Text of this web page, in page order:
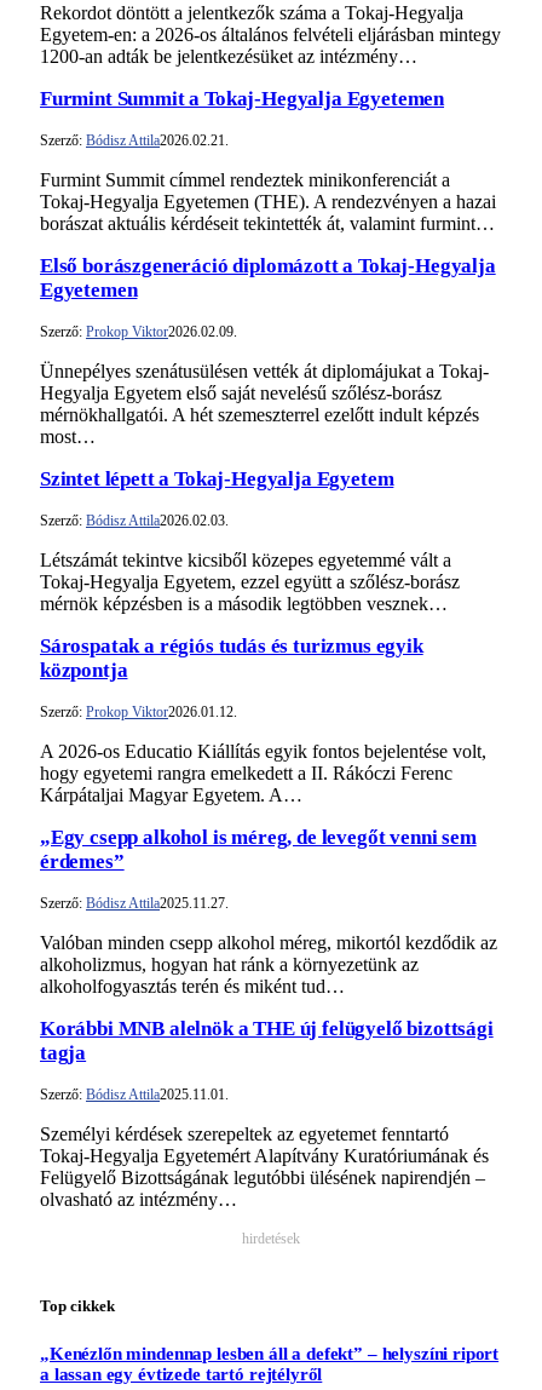
Rekordot döntött a jelentkezők száma a Tokaj-Hegyalja
Egyetem-en: a 2026-os általános felvételi eljárásban mintegy
1200-an adták be jelentkezésüket az intézmény…
Furmint Summit a Tokaj-Hegyalja Egyetemen
Szerző: Bódisz Attila2026.02.21.
Furmint Summit címmel rendeztek minikonferenciát a
Tokaj-Hegyalja Egyetemen (THE). A rendezvényen a hazai
borászat aktuális kérdéseit tekintették át, valamint furmint…
Első borászgeneráció diplomázott a Tokaj-Hegyalja
Egyetemen
Szerző: Prokop Viktor2026.02.09.
Ünnepélyes szenátusülésen vették át diplomájukat a Tokaj-
Hegyalja Egyetem első saját nevelésű szőlész-borász
mérnökhallgatói. A hét szemeszterrel ezelőtt indult képzés
most…
Szintet lépett a Tokaj-Hegyalja Egyetem
Szerző: Bódisz Attila2026.02.03.
Létszámát tekintve kicsiből közepes egyetemmé vált a
Tokaj-Hegyalja Egyetem, ezzel együtt a szőlész-borász
mérnök képzésben is a második legtöbben vesznek…
Sárospatak a régiós tudás és turizmus egyik
központja
Szerző: Prokop Viktor2026.01.12.
A 2026-os Educatio Kiállítás egyik fontos bejelentése volt,
hogy egyetemi rangra emelkedett a II. Rákóczi Ferenc
Kárpátaljai Magyar Egyetem. A…
„Egy csepp alkohol is méreg, de levegőt venni sem
érdemes”
Szerző: Bódisz Attila2025.11.27.
Valóban minden csepp alkohol méreg, mikortól kezdődik az
alkoholizmus, hogyan hat ránk a környezetünk az
alkoholfogyasztás terén és miként tud…
Korábbi MNB alelnök a THE új felügyelő bizottsági
tagja
Szerző: Bódisz Attila2025.11.01.
Személyi kérdések szerepeltek az egyetemet fenntartó
Tokaj-Hegyalja Egyetemért Alapítvány Kuratóriumának és
Felügyelő Bizottságának legutóbbi ülésének napirendjén –
olvasható az intézmény…
hirdetések
Top cikkek
„Kenézlőn mindennap lesben áll a defekt” – helyszíni riport
a lassan egy évtizede tartó rejtélyről